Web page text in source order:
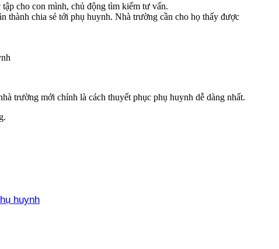
cho con mình, chủ động tìm kiếm tư vấn.
chia sẻ tới phụ huynh. Nhà trường cần cho họ thấy được
trường mới chính là cách thuyết phục phụ huynh dễ dàng nhất.
huynh